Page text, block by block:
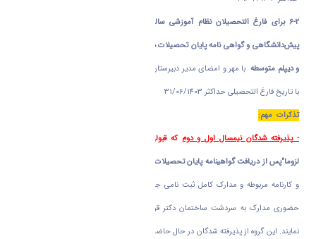
6-2 برای فارغ التحصیلان نظام آموزشی سالی واحدی گواهینامه پایان تحصیلات دوره
پیش‌دانشگاهی و گواهی نامه پایان تحصیلات دیپلم
و دیپلم متوسطه با مهر و امضای مدیر دبیرستان با درج بخش و شهرستان محل اخذ مدرک و
با تاریخ فارغ التحصیلی حداکثر 31/06/1403
تذکرات مهم:
-پذیرفته شدگان نیمسال اول و دوم که قبولی آنان تا پایان شهریور ماه1403 نمی باشد
لزوما"پس از دریافت گواهینامه پایان تحصیلات با تاریخ فارغ التحصیلی حداکثر 30/11/1403
و کارنامه مربوطه و مدارک کامل ثبت نامی جهت هماهنگی ثبت نام الکترونیکی و تحویل
حضوری مدارک به سردشت ساختمان دکتر قریب اداره کل آموزش دانشگاه اراک مراجعه
نمایند. این گروه از پذیرفته شدگان در حال حاضر